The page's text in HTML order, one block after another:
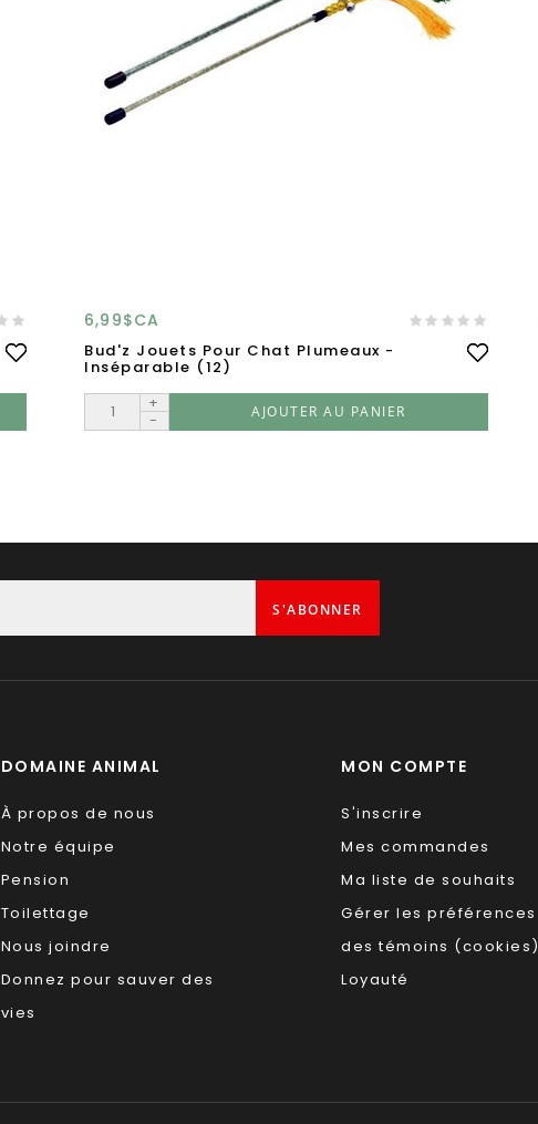
6,99$CA
Bud'z Jouets Pour Chat Plumeaux -
Inséparable (12)
+
-
AJOUTER AU PANIER
S'ABONNER
DOMAINE ANIMAL
À propos de nous
Notre équipe
Pension
Toilettage
Nous joindre
Donnez pour sauver des
vies
MON COMPTE
S'inscrire
Mes commandes
Ma liste de souhaits
Gérer les préférences
des témoins (cookies)
Loyauté